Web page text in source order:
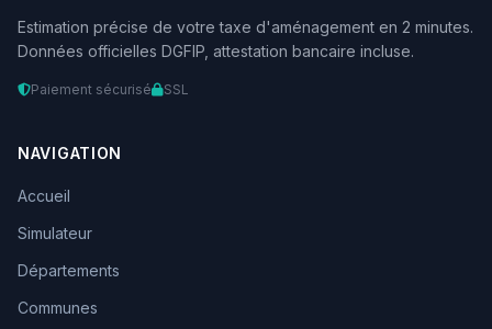
Estimation précise de votre taxe d'aménagement en 2 minutes.
Données officielles DGFIP, attestation bancaire incluse.
Paiement sécurisé SSL
NAVIGATION
Accueil
Simulateur
Départements
Communes